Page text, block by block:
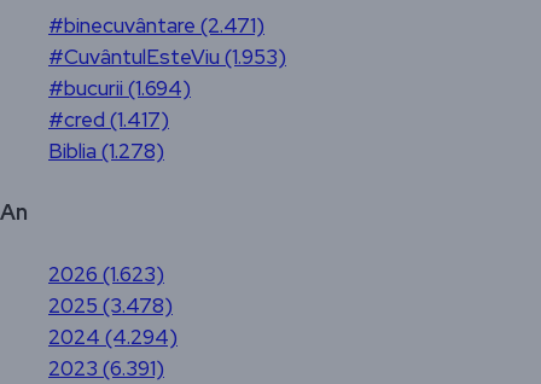
#binecuvântare (2.471)
#CuvântulEsteViu (1.953)
#bucurii (1.694)
#cred (1.417)
Biblia (1.278)
An
2026 (1.623)
2025 (3.478)
2024 (4.294)
2023 (6.391)